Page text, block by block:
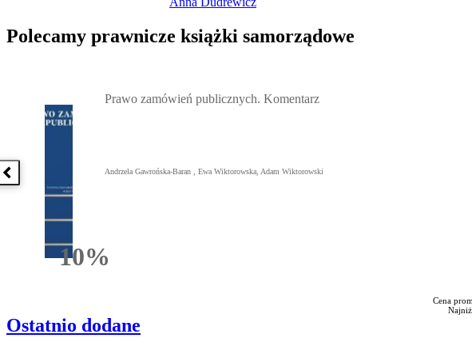
Polecamy prawnicze książki samorządowe
Poprzednia książka
10%Rabatu
Prawo zamówień publicznych. Komentarz
Andrzela Gawrońska-Baran , Ewa Wiktorowska, Adam Wiktorowski
Cena
Ostatnio dodane